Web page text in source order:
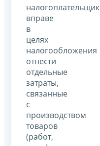
налогоплательщик
вправе
в
целях
налогообложения
отнести
отдельные
затраты,
связанные
с
производством
товаров
(работ,